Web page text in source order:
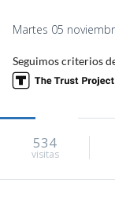
Martes 05
Seguimos criterios
534
visitas